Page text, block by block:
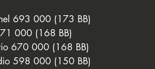
693 000 (173 BB)
000 (168 BB)
670 000 (168 BB)
598 000 (150 BB)